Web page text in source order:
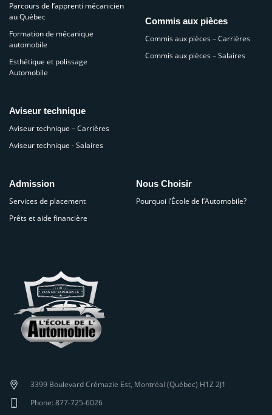
3399 Boulevard Crémazie Est, Montréal (Québec) H1Z 2J1
Phone: 877-725-6026
Parcours de l’apprenti mécanicien
au Québec
Formation de mécanique
automobile
Esthétique et polissage
Automobile
Aviseur technique
Aviseur technique – Carrières
Aviseur technique - Salaires
Commis aux pièces
Commis aux pièces – Carrières
Commis aux pièces – Salaires
Admission
Services de placement
Prêts et aide financière
Nous Choisir
Pourquoi l’École de l’Automobile?